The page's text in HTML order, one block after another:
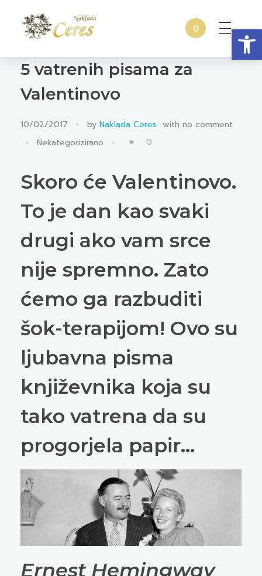
0
5 vatrenih pisama za
Valentinovo
10/02/2017 by Naklada Ceres with no comment
Nekategorizirano
0
Skoro će Valentinovo.
To je dan kao svaki
drugi ako vam srce
nije spremno. Zato
ćemo ga razbuditi
šok-terapijom! Ovo su
ljubavna pisma
književnika koja su
tako vatrena da su
progorjela papir…
Ernest Hemingway